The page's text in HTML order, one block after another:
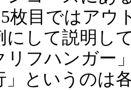
枚目ではアウ
にして説明し
リフハンガー
」というのは